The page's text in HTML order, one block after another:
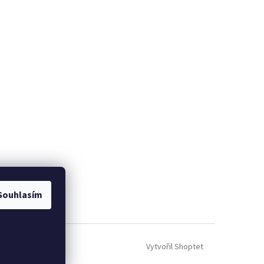
Vytvořil Shoptet